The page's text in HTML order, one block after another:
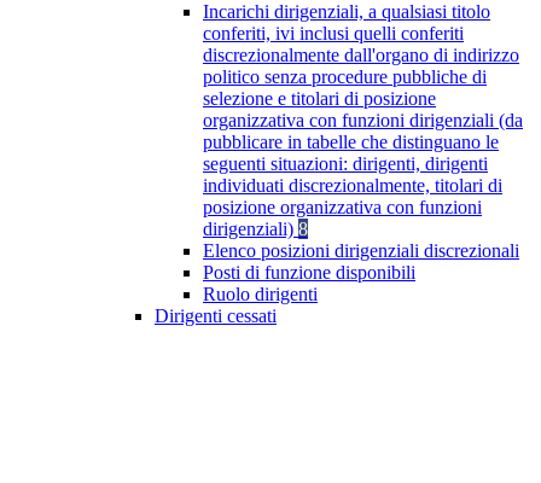
Incarichi dirigenziali, a qualsiasi titolo
conferiti, ivi inclusi quelli conferiti
discrezionalmente dall'organo di indirizzo
politico senza procedure pubbliche di
selezione e titolari di posizione
organizzativa con funzioni dirigenziali (da
pubblicare in tabelle che distinguano le
seguenti situazioni: dirigenti, dirigenti
individuati discrezionalmente, titolari di
posizione organizzativa con funzioni
dirigenziali) 8
Elenco posizioni dirigenziali discrezionali
Posti di funzione disponibili
Ruolo dirigenti
Dirigenti cessati